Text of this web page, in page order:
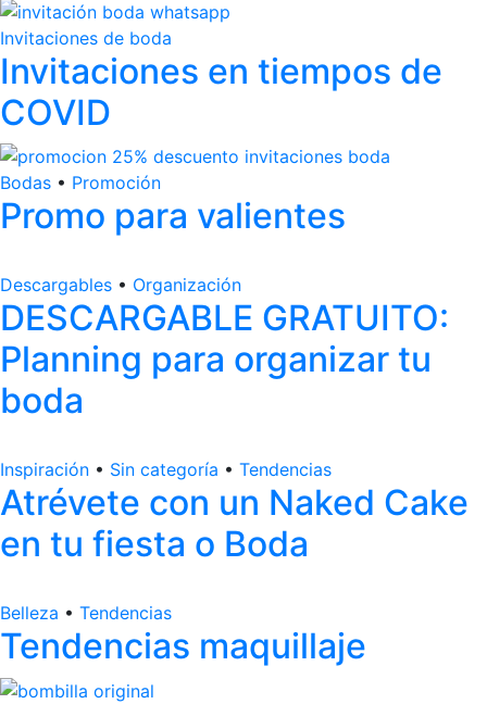
Invitaciones de boda
Invitaciones en tiempos de
COVID
Bodas • Promoción
Promo para valientes
Descargables • Organización
DESCARGABLE GRATUITO:
Planning para organizar tu
boda
Inspiración • Sin categoría • Tendencias
Atrévete con un Naked Cake
en tu fiesta o Boda
Belleza • Tendencias
Tendencias maquillaje